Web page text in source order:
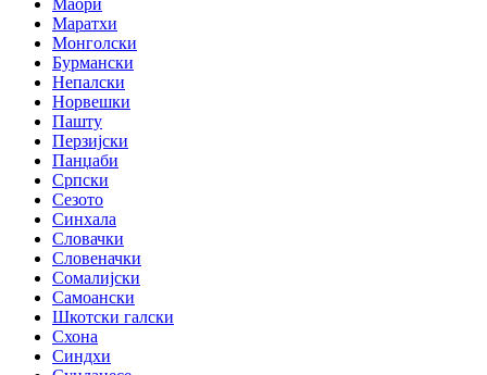
Маратхи
Монголски
Бурмански
Непалски
Норвешки
Пашту
Перзијски
Панџаби
Српски
Сезото
Синхала
Словачки
Словеначки
Сомалијски
Самоански
Шкотски галски
Схона
Синдхи